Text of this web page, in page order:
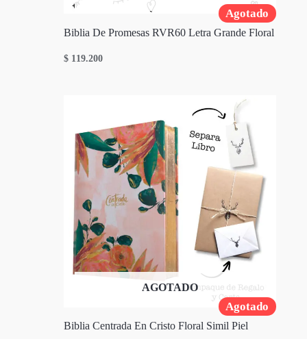
Agotado
Biblia De Promesas RVR60 Letra Grande Floral
$ 119.200
Agotado
AGOTADO
Biblia Centrada En Cristo Floral Simil Piel